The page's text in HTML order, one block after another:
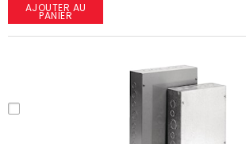
AJOUTER AU
PANIER